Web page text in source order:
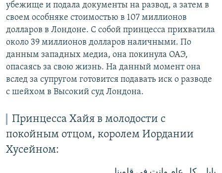
убежище и подала документы на развод, а затем в
своем особняке стоимостью в 107 миллионов
долларов в Лондоне. С собой принцесса прихватила
около 39 миллионов долларов наличными. По
данным западных медиа, она покинула ОАЭ,
опасаясь за свою жизнь. На данный момент она
вслед за супругом готовится подавать иск о разводе
с шейхом в Высокий суд Лондона.
Принцесса Хайя в молодости с
покойным отцом, королем Иордании
Хусейном: